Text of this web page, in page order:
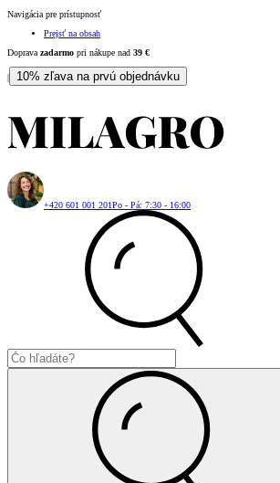
Navigácia pre prístupnosť
Prejsť na obsah
Doprava zadarmo pri nákupe nad 39 €
| 10% zľava na prvú objednávku
+420 601 001 201Po - Pá: 7:30 - 16:00